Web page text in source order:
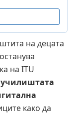
на децата
на ITU
како да